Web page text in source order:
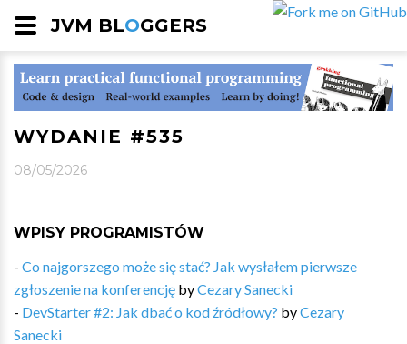
JVM BLOGGERS
WYDANIE #535
08/05/2026
WPISY PROGRAMISTÓW
- Co najgorszego może się stać? Jak wysłałem pierwsze
zgłoszenie na konferencję byCezary Sanecki
- DevStarter #2: Jak dbać o kod źródłowy? byCezary
Sanecki